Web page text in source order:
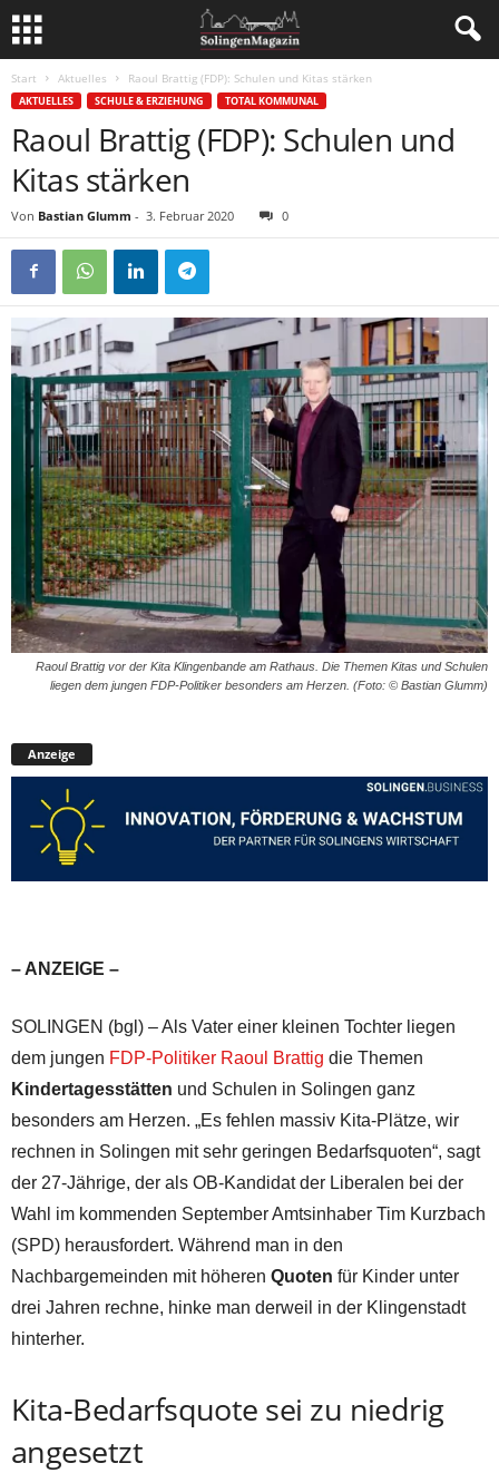
Start Aktuelles Raoul Brattig (FDP): Schulen und Kitas stärken
AKTUELLES SCHULE & ERZIEHUNG TOTAL KOMMUNAL
Raoul Brattig (FDP): Schulen und
Kitas stärken
Von Bastian Glumm - 3. Februar 2020 0
Raoul Brattig vor der Kita Klingenbande am Rathaus. Die Themen Kitas und Schulen
liegen dem jungen FDP-Politiker besonders am Herzen. (Foto: © Bastian Glumm)
Anzeige
– ANZEIGE –
SOLINGEN (bgl) – Als Vater einer kleinen Tochter liegen
dem jungen FDP-Politiker Raoul Brattig die Themen
Kindertagesstätten und Schulen in Solingen ganz
besonders am Herzen. „Es fehlen massiv Kita-Plätze, wir
rechnen in Solingen mit sehr geringen Bedarfsquoten“, sagt
der 27-Jährige, der als OB-Kandidat der Liberalen bei der
Wahl im kommenden September Amtsinhaber Tim Kurzbach
(SPD) herausfordert. Während man in den
Nachbargemeinden mit höheren Quoten für Kinder unter
drei Jahren rechne, hinke man derweil in der Klingenstadt
hinterher.
Kita-Bedarfsquote sei zu niedrig
angesetzt